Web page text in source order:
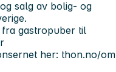
salg av bolig- og
gastropuber til
her: thon.no/om